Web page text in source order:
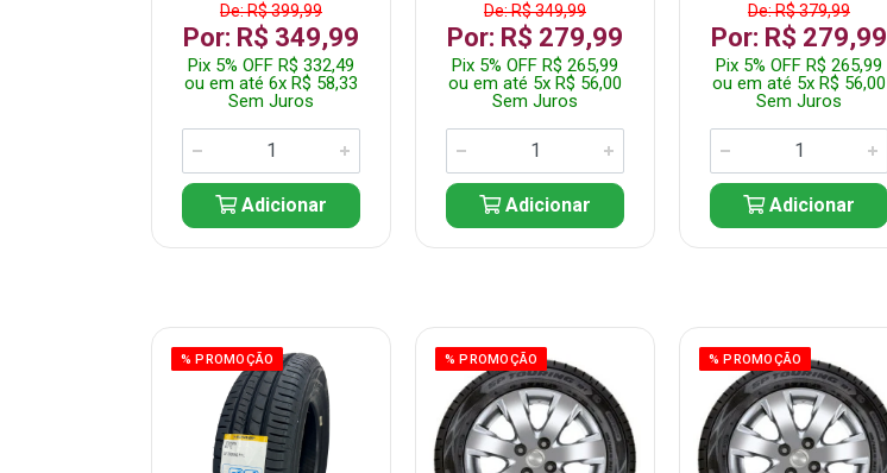
De: R$ 399,99
Por: R$ 349,99
Pix 5% OFF R$ 332,49
ou em até 6x R$ 58,33
Sem Juros
Adicionar
De: R$ 349,99
Por: R$ 279,99
Pix 5% OFF R$ 265,99
ou em até 5x R$ 56,00
Sem Juros
Adicionar
De: R$ 379,99
Por: R$ 279,99
Pix 5% OFF R$ 265,99
ou em até 5x R$ 56,00
Sem Juros
Adicionar
% PROMOÇÃO % PROMOÇÃO % PROMOÇÃO